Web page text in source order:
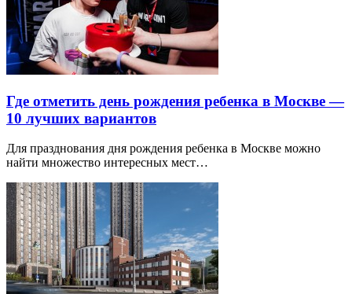
Где отметить день рождения ребенка в Москве —
10 лучших вариантов
Для празднования дня рождения ребенка в Москве можно
найти множество интересных мест…